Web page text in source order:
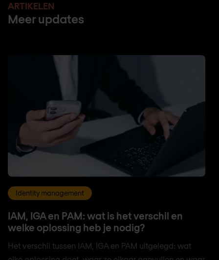
ARTIKELEN
Meer updates
Identity management
IAM, IGA en PAM: wat is het verschil en
welke oplossing heb je nodig?
Het verschil tussen IAM, IGA en PAM uitgelegd: wat